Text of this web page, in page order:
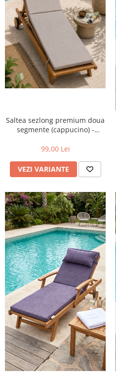
Saltea sezlong premium doua
segmente (cappucino) -
99,00 Lei
VEZI VARIANTE